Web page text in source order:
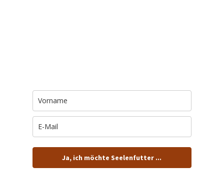
Ja, ich möchte Seelenfutter ...